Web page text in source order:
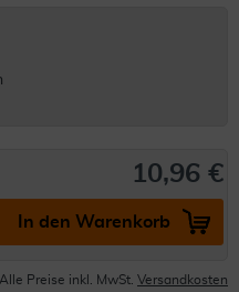
10,96 €
In den Warenkorb
Alle Preise inkl. MwSt. Versandkosten